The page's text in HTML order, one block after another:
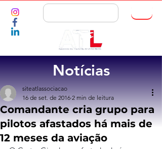
Notícias
Comandante cria grupo para
pilotos afastados há mais de
12 meses da aviação
siteatlassociacao
16 de set. de 2016 2 min de leitura